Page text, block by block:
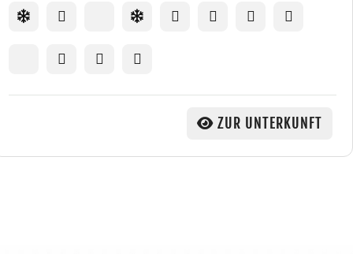
ZUR UNTERKUNFT